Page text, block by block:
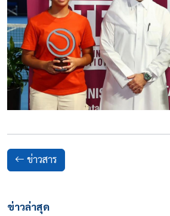
ข่าวสาร
ข่าวล่าสุด